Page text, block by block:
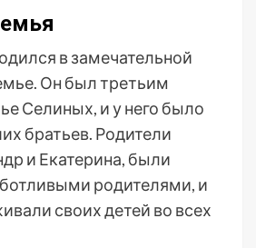
в замечательной
Он был третьим
Селиных, и у него было
братьев. Родители
и Екатерина, были
родителями, и
своих детей во всех